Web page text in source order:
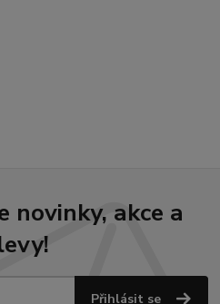
novinky, akce a
Přihlásit se